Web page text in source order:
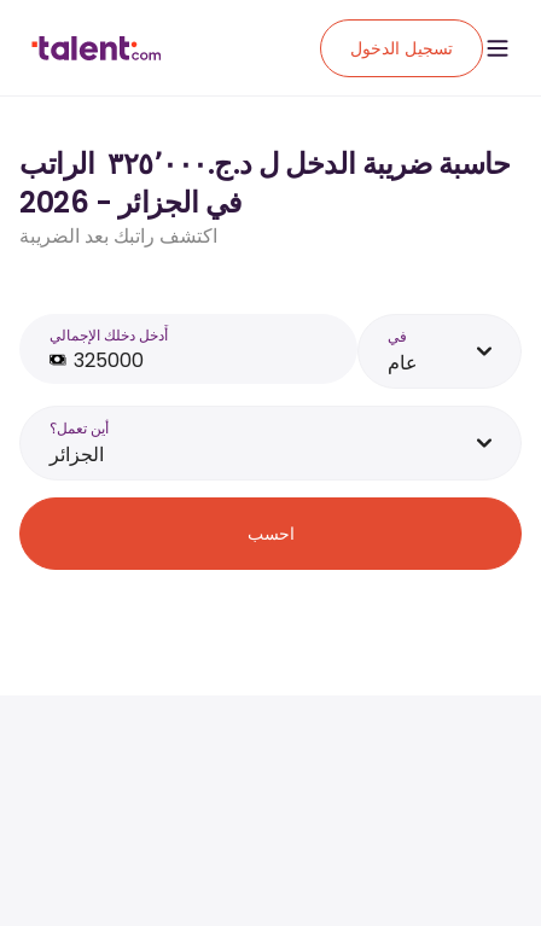
تسجيل الدخول
حاسبة ضريبة الدخل ل د.ج.‏٣٢٥٬٠٠٠ ‏ الراتب
في الجزائر - 2026
اكتشف راتبك بعد الضريبة
أَدخل دخلك الإجمالي في
عام
أين تعمل؟
الجزائر
احسب